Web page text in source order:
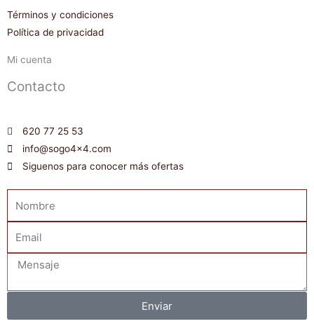
Términos y condiciones
Política de privacidad
Mi cuenta
Contacto
620 77 25 53
info@sogo4x4.com
Siguenos para conocer más ofertas
Mensaje
Enviar